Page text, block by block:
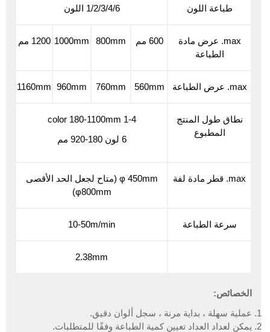
طباعة اللون 1/2/3/4/6 اللون
max. عرض مادة
الطباعة
600 مم 800mm
1000mm 1200 مم
max. عرض الطباعة 560mm
760mm
960mm
1160mm
نطاق طول المنتج
المطبوع
1-4 color 180-1100mm
6 لون 180-920 مم
max. قطر مادة لفة
φ 450mm (متاح لجعل الحد الأقصى
φ800mm)
سرعة الطباعة 10-50m/min
2.38mm
الخصائص:
عملية سهلة ، بداية مرنة ، سجل ألوان دقيق.
يمكن لعداد العداد تعيين كمية الطباعة وفقًا للمتطلبات.